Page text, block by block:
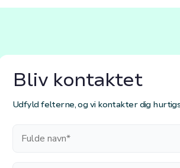
Bliv kontaktet
Udfyld felterne, og vi kontakter dig